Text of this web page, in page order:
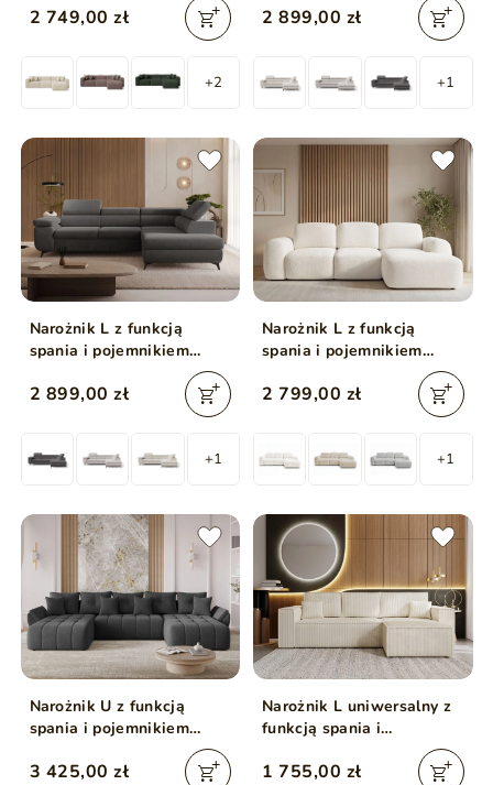
2 749,00 zł
+2
beżowy
2 899,00 zł
+1
Narożnik L z funkcją
spania i pojemnikiem
Argon prawy Ciemny szary
2 899,00 zł
+1
Narożnik L z funkcją
spania i pojemnikiem
Avelin Prawy Kremowy
2 799,00 zł
+1
Narożnik U z funkcją
spania i pojemnikiem
3 425,00 zł
Narożnik L uniwersalny z
funkcją spania i
pojemnikiem Prato XL
Beżowy
1 755,00 zł